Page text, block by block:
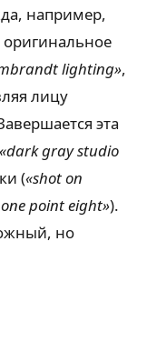
например,
оригинальное
lighting»,
лицу
эта
«dark gray studio
(«shot on
point eight»).
но